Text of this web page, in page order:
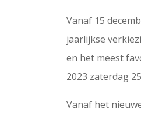
Vanaf 15
jaarlijkse
en het meest
2023 zaterdag
Vanaf het